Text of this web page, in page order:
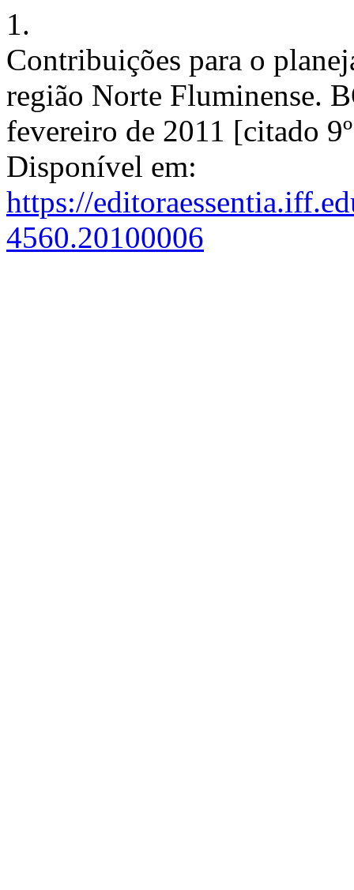
1.
Contribuições para o
região Norte Fluminense.
fevereiro de 2011 [citado
Disponível em:
https://
4560.20100006